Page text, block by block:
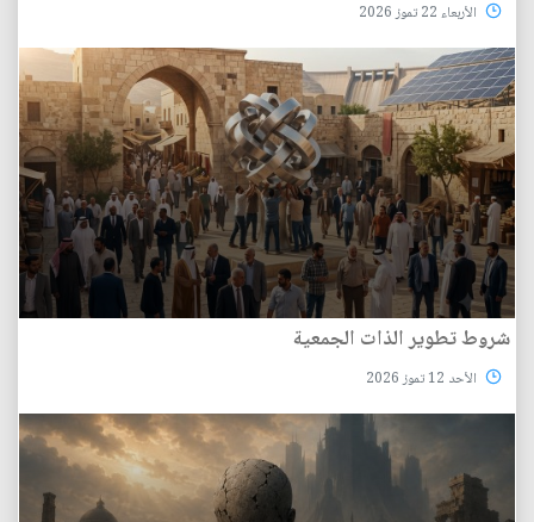
الأربعاء 22 تموز 2026
شروط تطوير الذات الجمعية
الأحد 12 تموز 2026